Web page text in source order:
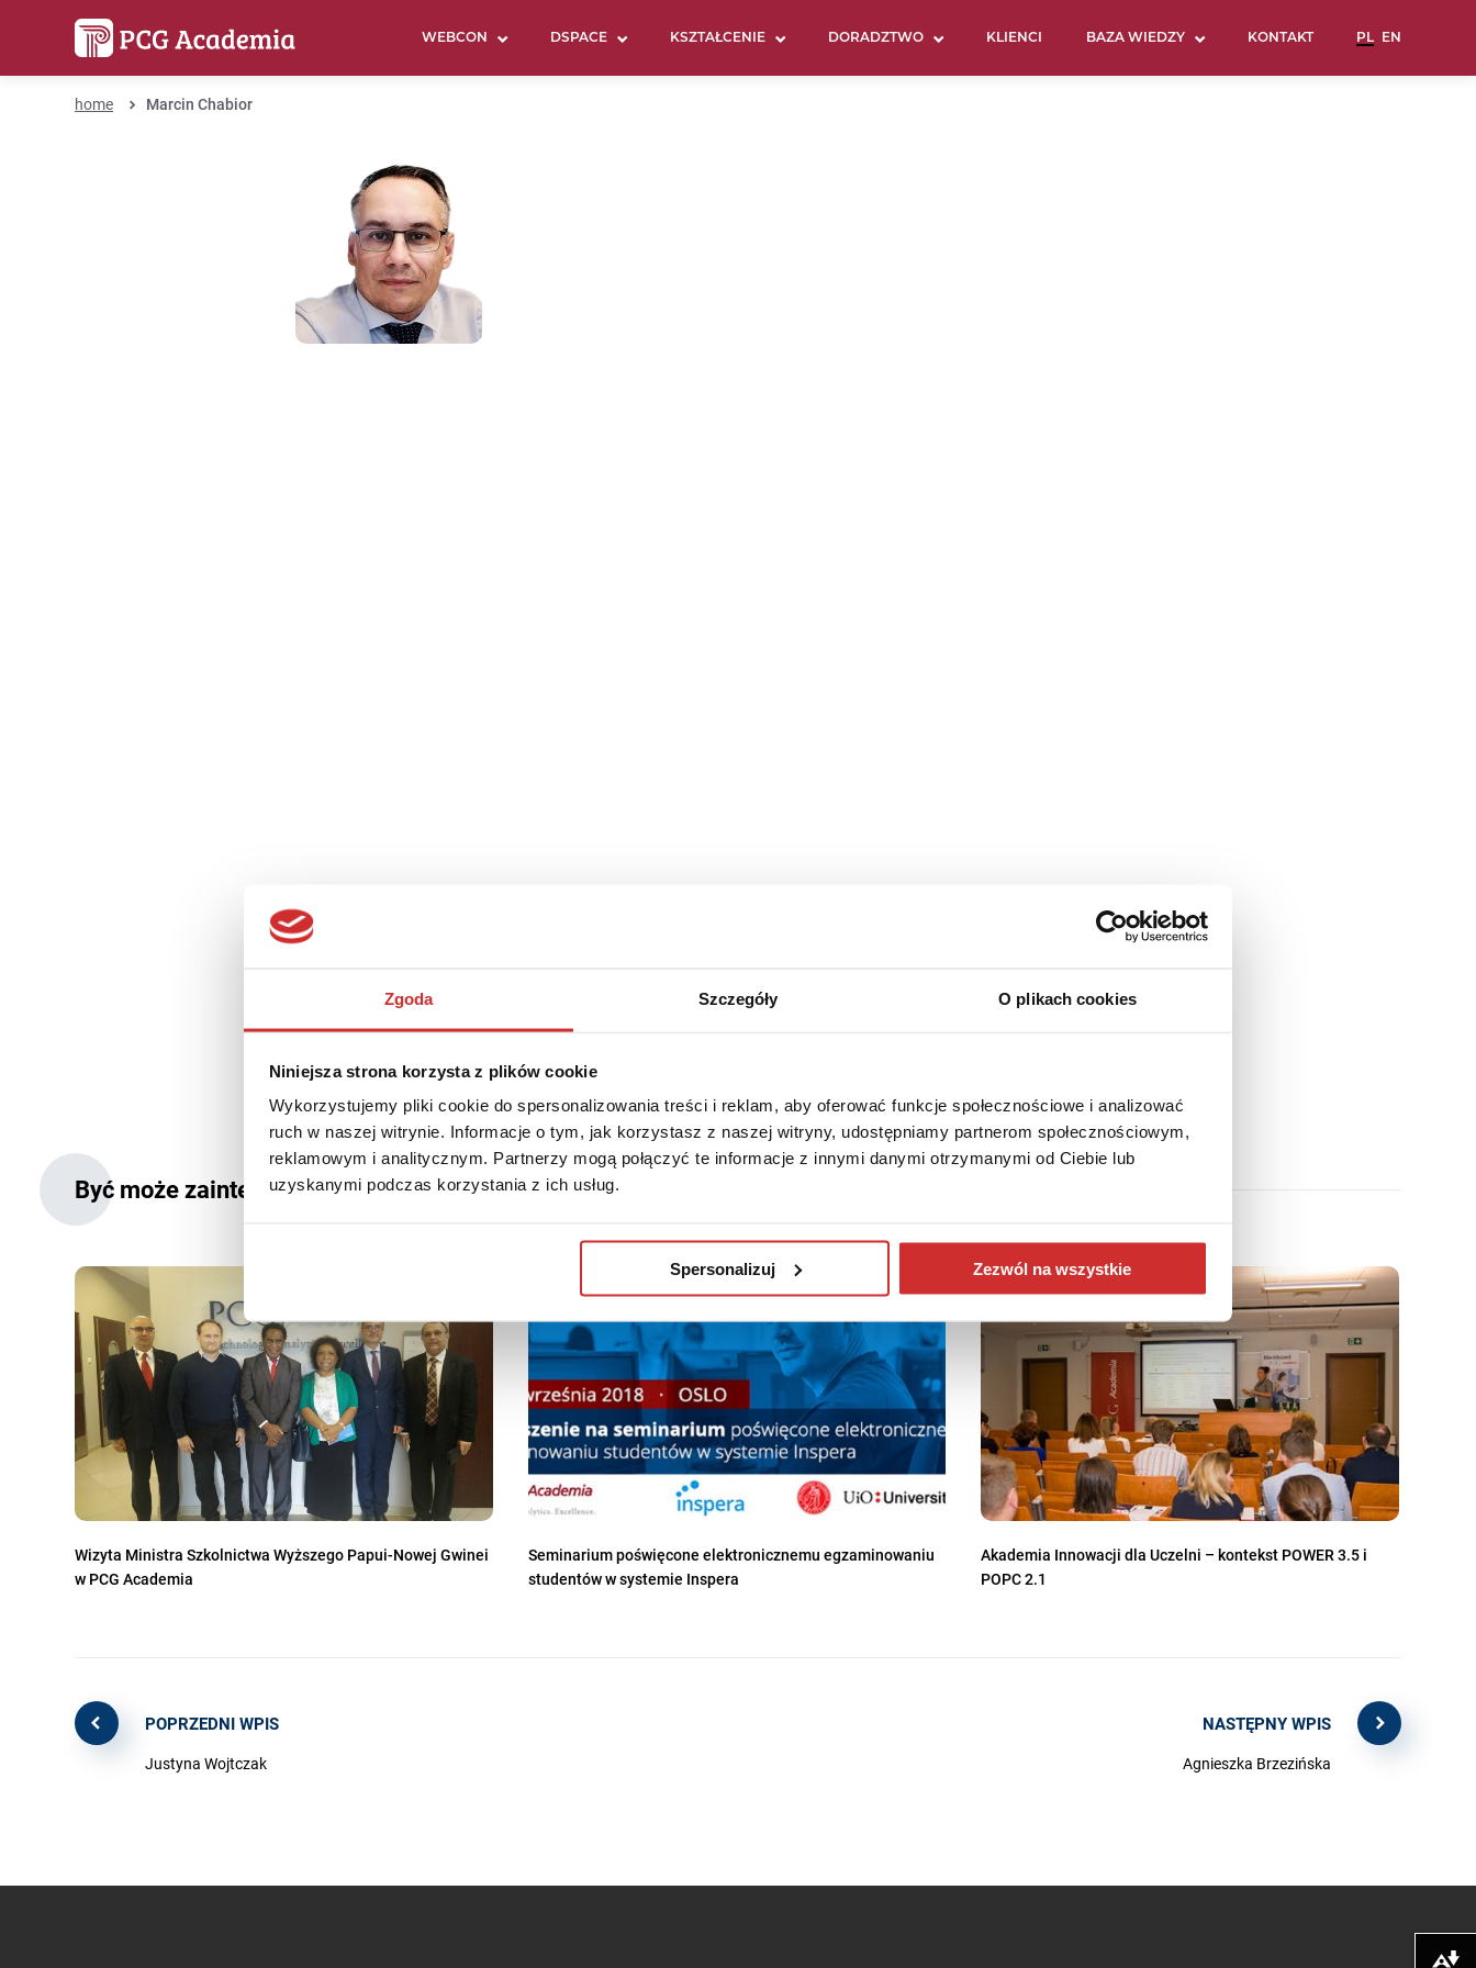
Zgoda Szczegóły O plikach cookies
Niniejsza strona korzysta z plików cookie
Wykorzystujemy pliki cookie do spersonalizowania treści i reklam, aby oferować funkcje społecznościowe i analizować
ruch w naszej witrynie. Informacje o tym, jak korzystasz z naszej witryny, udostępniamy partnerom społecznościowym,
reklamowym i analitycznym. Partnerzy mogą połączyć te informacje z innymi danymi otrzymanymi od Ciebie lub
uzyskanymi podczas korzystania z ich usług.
Spersonalizuj Zezwól na wszystkie
WEBCON DSPACE KSZTAŁCENIE DORADZTWO KLIENCI BAZA WIEDZY KONTAKT
home Marcin Chabior
Marcin Chabior
0 min czytania
Być może zainteresują Cię także:
Wizyta Ministra Szkolnictwa Wyższego Papui-Nowej Gwinei
w PCG Academia
Seminarium poświęcone elektronicznemu egzaminowaniu
studentów w systemie Inspera
Akademia Innowacji dla Uczelni – kontekst POWER 3.5 i
POPC 2.1
POPRZEDNI WPIS
Justyna Wojtczak
NASTĘPNY WPIS
Agnieszka Brzezińska